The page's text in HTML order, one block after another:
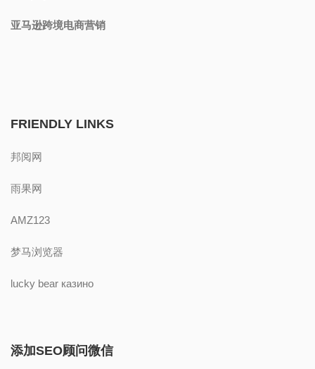
亚马逊跨境电商营销
FRIENDLY LINKS
邦阅网
雨果网
AMZ123
梦马浏览器
lucky bear казино
添加SEO顾问微信